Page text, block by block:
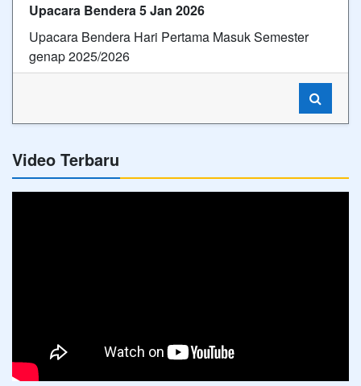
Upacara Bendera 5 Jan 2026
Upacara Bendera Hari Pertama Masuk Semester
genap 2025/2026
Video Terbaru